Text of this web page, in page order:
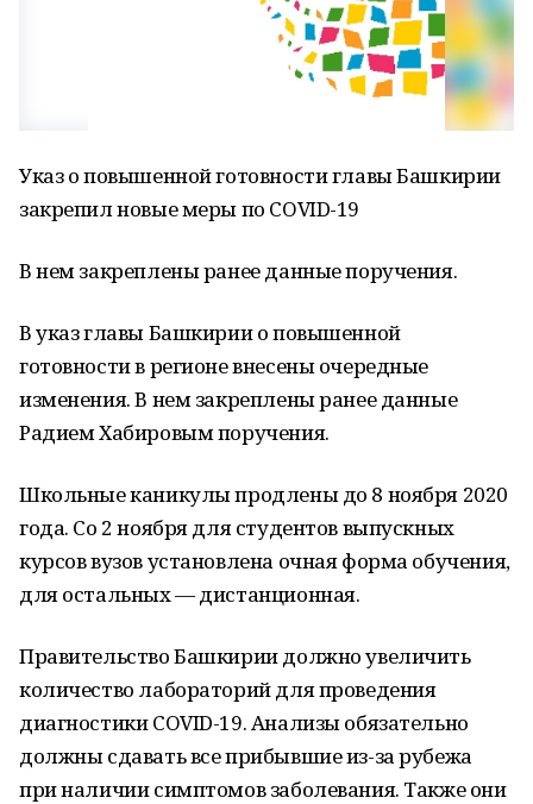
Указ о повышенной готовности главы Башкирии
закрепил новые меры по COVID-19
В нем закреплены ранее данные поручения.
В указ главы Башкирии о повышенной
готовности в регионе внесены очередные
изменения. В нем закреплены ранее данные
Радием Хабировым поручения.
Школьные каникулы продлены до 8 ноября 2020
года. Со 2 ноября для студентов выпускных
курсов вузов установлена очная форма обучения,
для остальных — дистанционная.
Правительство Башкирии должно увеличить
количество лабораторий для проведения
диагностики COVID-19. Анализы обязательно
должны сдавать все прибывшие из-за рубежа
при наличии симптомов заболевания. Также они